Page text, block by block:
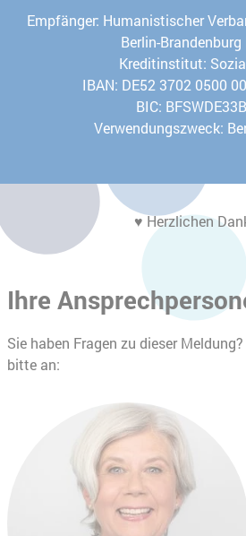
Empfänger: Humanistischer
Berlin-Brandenburg
Kreditinstitut:
IBAN: DE52 3702 0500
BIC:
Verwendungszweck:
♥ Herzlichen
Ihre
Sie haben Fragen zu dieser
bitte an: